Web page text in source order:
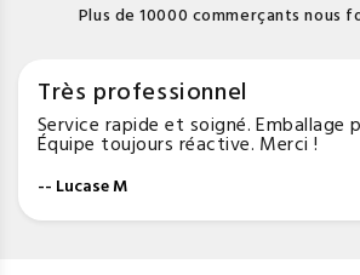
Plus de 10000 commerçants nous
Très professionnel
Service rapide et soigné. Emballage
Équipe toujours réactive. Merci !
-- Lucase M